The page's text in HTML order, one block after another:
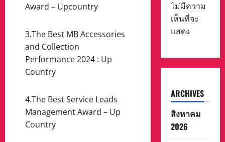
Award – Upcountry
3.The Best MB Accessories
and Collection
Performance 2024 : Up
Country
4.The Best Service Leads
Management Award – Up
Country
ไม่มีความ
เห็นที่จะ
แสดง
ARCHIVES
สิงหาคม
2026